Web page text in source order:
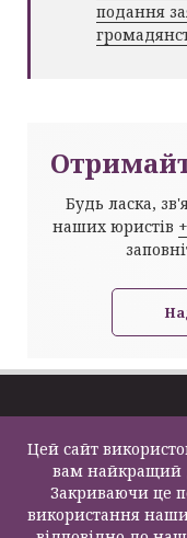
подання
Будь ласка,
наших юристів
Про компанію
Задати питання
Карта сайту
Контакти
Цей сайт
вам найкращий
Закриваючи це
використання